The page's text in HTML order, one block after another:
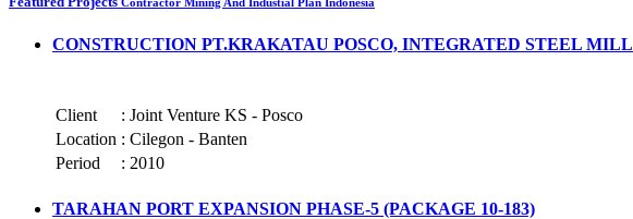
CONSTRUCTION PT.KRAKATAU POSCO, INTEGRATED STEEL MILL
Client :
Joint Venture KS - Posco
Location
:
Cilegon - Banten
Period
TARAHAN PORT EXPANSION PHASE-5 (PACKAGE 10-183)